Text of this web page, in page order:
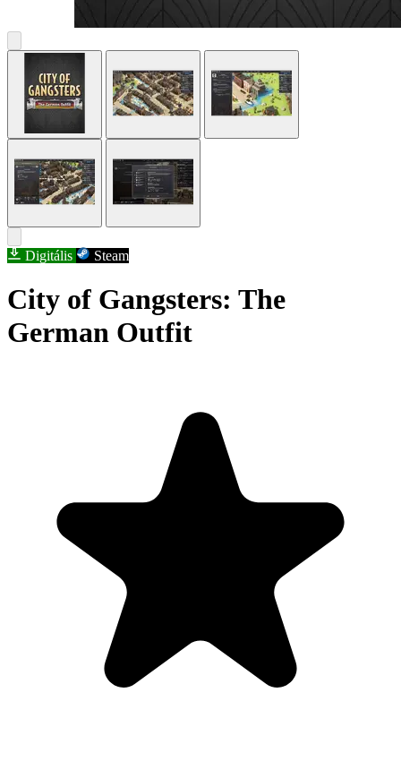
Digitális Steam
City of Gangsters: The
German Outfit